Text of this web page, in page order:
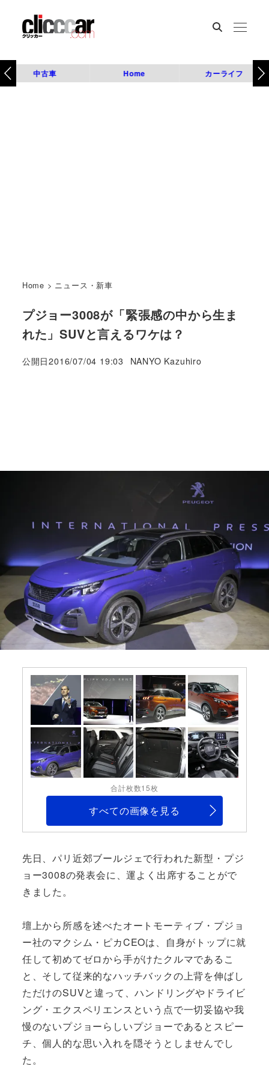
中古車 Home カーライフ
Home > ニュース・新車
プジョー3008が「緊張感の中から生ま
れた」SUVと言えるワケは？
公開日2016/07/04 19:03
著
NANYO Kazuhiro
合計枚数15枚
すべての画像を見る
先日、パリ近郊ブールジェで行われた新型・プジ
ョー3008の発表会に、運よく出席することがで
きました。
壇上から所感を述べたオートモーティブ・プジョ
ー社のマクシム・ピカCEOは、自身がトップに就
任して初めてゼロから手がけたクルマであるこ
と、そして従来的なハッチバックの上背を伸ばし
ただけのSUVと違って、ハンドリングやドライビ
ング・エクスペリエンスという点で一切妥協や我
慢のないプジョーらしいプジョーであるとスピー
チ、個人的な思い入れを隠そうとしませんでし
た。